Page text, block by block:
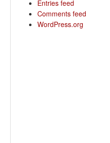
Entries feed
Comments feed
WordPress.org